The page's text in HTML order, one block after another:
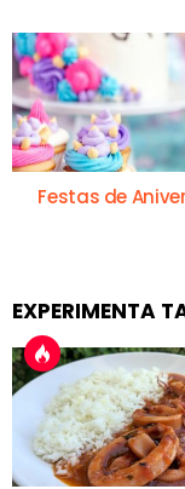
Festas de
EXPERIMENTA